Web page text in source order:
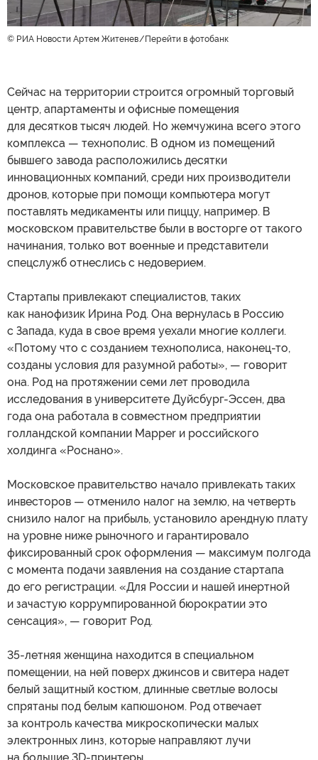
© РИА Новости Артем Житенев Перейти в фотобанк
Сейчас на территории строится огромный торговый
центр, апартаменты и офисные помещения
для десятков тысяч людей. Но жемчужина всего этого
комплекса — технополис. В одном из помещений
бывшего завода расположились десятки
инновационных компаний, среди них производители
дронов, которые при помощи компьютера могут
поставлять медикаменты или пиццу, например. В
московском правительстве были в восторге от такого
начинания, только вот военные и представители
спецслужб отнеслись с недоверием.
Стартапы привлекают специалистов, таких
как нанофизик Ирина Род. Она вернулась в Россию
с Запада, куда в свое время уехали многие коллеги.
«Потому что с созданием технополиса, наконец-то,
созданы условия для разумной работы», — говорит
она. Род на протяжении семи лет проводила
исследования в университете Дуйсбург-Эссен, два
года она работала в совместном предприятии
голландской компании Mapper и российского
холдинга «Роснано».
Московское правительство начало привлекать таких
инвесторов — отменило налог на землю, на четверть
снизило налог на прибыль, установило арендную плату
на уровне ниже рыночного и гарантировало
фиксированный срок оформления — максимум полгода
с момента подачи заявления на создание стартапа
до его регистрации. «Для России и нашей инертной
и зачастую коррумпированной бюрократии это
сенсация», — говорит Род.
35-летняя женщина находится в специальном
помещении, на ней поверх джинсов и свитера надет
белый защитный костюм, длинные светлые волосы
спрятаны под белым капюшоном. Род отвечает
за контроль качества микроскопически малых
электронных линз, которые направляют лучи